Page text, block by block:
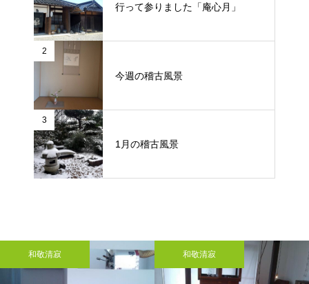
行って参りました「庵心月」
2
今週の稽古風景
3
1月の稽古風景
和敬清寂 和敬清寂